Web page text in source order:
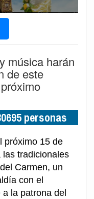
música harán
de este
personas
próximo 15 de
las tradicionales
Carmen, un
con el
la patrona del